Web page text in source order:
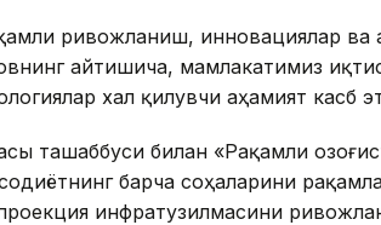
ривожланиш, инновациялар
айтишича, мамлакатимиз
хал қилувчи аҳамият касб
ташаббуси билан «Рақамли
барча соҳаларини
инфратузилмасини